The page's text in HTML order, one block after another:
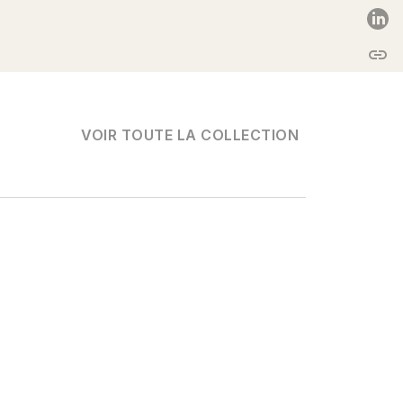
VOIR TOUTE LA COLLECTION
link